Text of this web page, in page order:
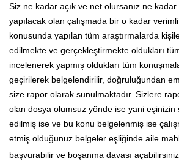
Siz ne kadar açık ve net olursanız ne
yapılacak olan çalışmada bir o kadar
konusunda yapılan tüm araştırmalarda
edilmekte ve gerçekleştirmekte oldukları
incelenerek yapmış oldukları tüm
geçirilerek belgelendirilir, doğruluğundan
size rapor olarak sunulmaktadır. Sizlere
olan dosya olumsuz yönde ise yani eşinizin
edilmiş ise ve bu konu belgelenmiş ise
etmiş olduğunuz belgeler eşliğinde aile
başvurabilir ve boşanma davası açabilirsiniz.